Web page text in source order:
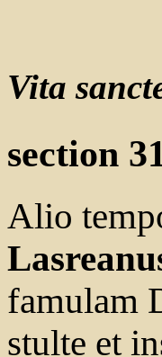
Vita
section
Alio
famulam
stulte et